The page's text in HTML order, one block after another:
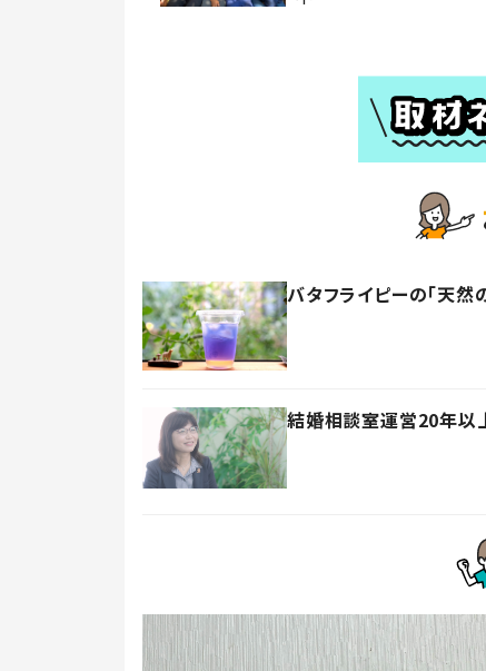
バタフライピーの「天
結婚相談室運営20年以